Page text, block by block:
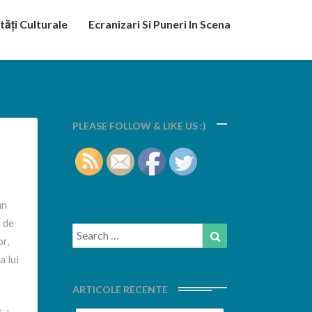
Culturale Ecranizari Si Puneri In Scena
lui
PLEASE FOLLOW & LIKE US :)
Search
for:
ARTICOLE RECENTE